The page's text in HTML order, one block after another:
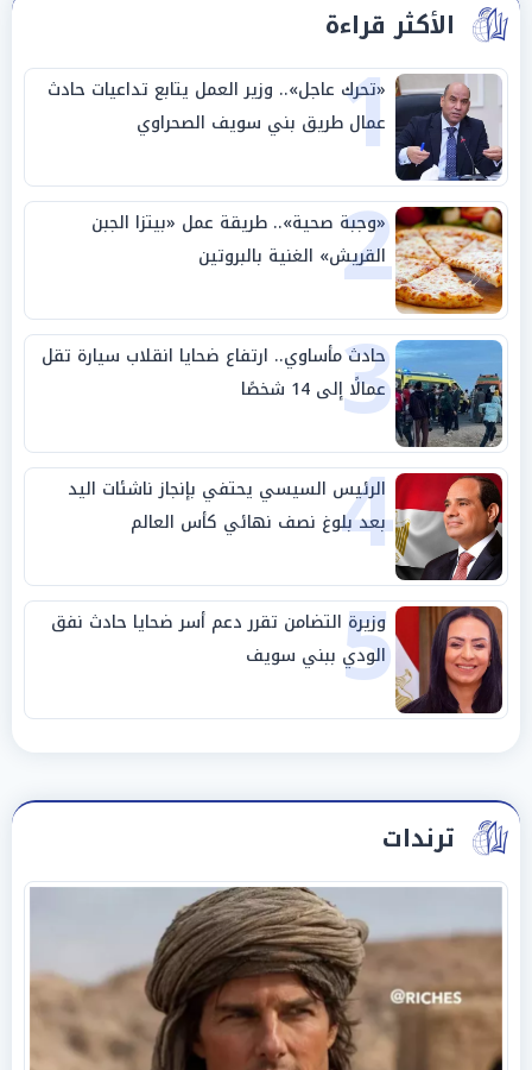
الأكثر قراءة
1
«تحرك عاجل».. وزير العمل يتابع تداعيات حادث
عمال طريق بني سويف الصحراوي
2
«وجبة صحية».. طريقة عمل «بيتزا الجبن
القريش» الغنية بالبروتين
3
حادث مأساوي.. ارتفاع ضحايا انقلاب سيارة تقل
عمالًا إلى 14 شخصًا
4
الرئيس السيسي يحتفي بإنجاز ناشئات اليد
بعد بلوغ نصف نهائي كأس العالم
5
وزيرة التضامن تقرر دعم أسر ضحايا حادث نفق
الودي ببني سويف
ترندات